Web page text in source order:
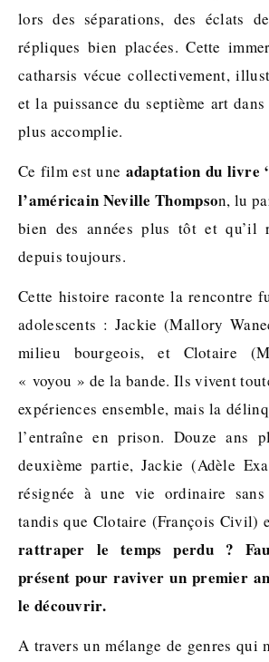
lors des séparations, des éclats
répliques bien placées. Cette
catharsis vécue collectivement,
et la puissance du septième art
plus accomplie.
Ce film est une adaptation du livre
l’américain Neville Thompson, lu
bien des années plus tôt et qu’il
depuis toujours.
Cette histoire raconte la rencontre
adolescents : Jackie (Mallory
milieu bourgeois, et Clotaire
« voyou » de la bande. Ils vivent
expériences ensemble, mais la
l’entraîne en prison. Douze ans
deuxième partie, Jackie (Adèle
résignée à une vie ordinaire
tandis que Clotaire (François Civil)
rattraper le temps perdu ?
présent pour raviver un premier
le découvrir.
A travers un mélange de genres qui